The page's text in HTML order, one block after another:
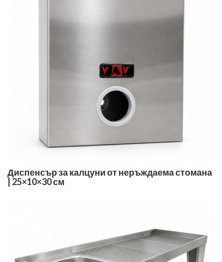
Диспенсър за калцуни от неръждаема стомана
| 25×10×30 см